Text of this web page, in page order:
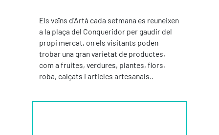
Els veïns d'Artà cada setmana es reuneixen
a la plaça del Conqueridor per gaudir del
propi mercat, on els visitants poden
trobar una gran varietat de productes,
com a fruites, verdures, plantes, flors,
roba, calçats i articles artesanals..